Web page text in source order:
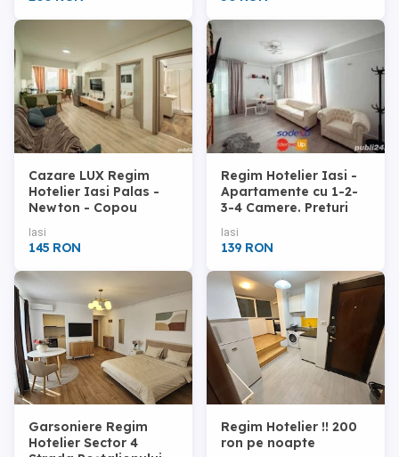
Cazare LUX Regim
Hotelier Iasi Palas -
Newton - Copou
Iasi
145 RON
Regim Hotelier Iasi -
Apartamente cu 1-2-
3-4 Camere. Preturi
Iasi
139 RON
Garsoniere Regim
Hotelier Sector 4
Regim Hotelier !! 200
ron pe noapte